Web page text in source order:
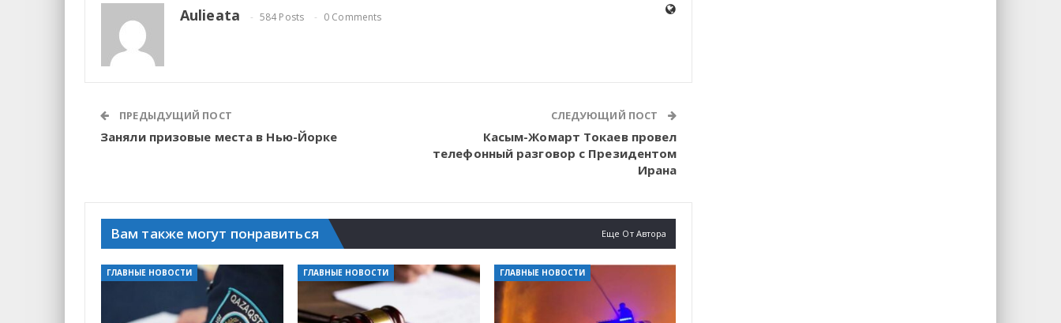
Aulieata 584 Posts 0 Comments
ПРЕДЫДУЩИЙ ПОСТ
Заняли призовые места в Нью-Йорке
СЛЕДУЮЩИЙ ПОСТ
Касым-Жомарт Токаев провел
телефонный разговор с Президентом
Ирана
Вам также могут понравиться Еще От Автора
ГЛАВНЫЕ НОВОСТИ ГЛАВНЫЕ НОВОСТИ ГЛАВНЫЕ НОВОСТИ